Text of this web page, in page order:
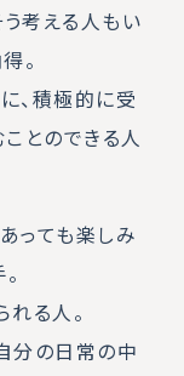
考える人もい
。
、積極的に受
とのできる人
っても楽しみ
る人。
分の日常の中